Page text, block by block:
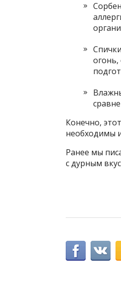
огонь,
Конечно,
необходимы
Ранее мы
с дурным